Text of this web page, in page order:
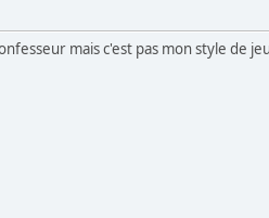
mais c'est pas mon style de